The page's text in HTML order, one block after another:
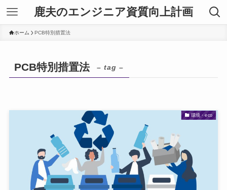
鹿夫のエンジニア資質向上計画
ホーム PCB特別措置法
PCB特別措置法 – tag –
環境・eco